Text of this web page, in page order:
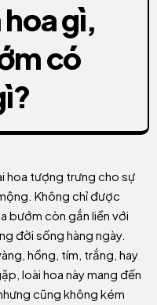
gì,
có
hoa tượng trưng cho sự
Không chỉ được
bướm còn gắn liền với
đời sống hàng ngày.
hồng, tím, trắng, hay
loài hoa này mang đến
cũng không kém